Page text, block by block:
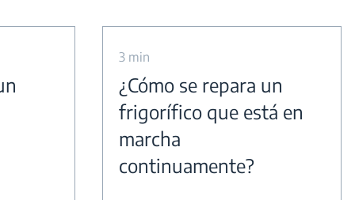
3 min
¿Cómo se repara un
frigorífico que está en
marcha
continuamente?